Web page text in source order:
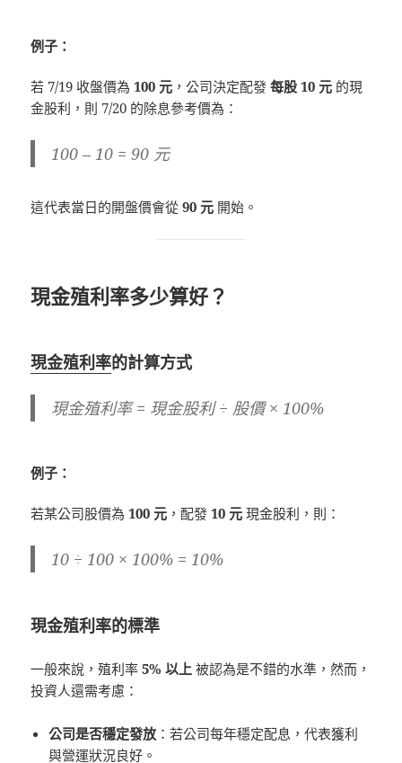
例子：
若 7/19 收盤價為100 元 ，公司決定配發每股 10 元 的現
金股利，則 7/20 的除息參考價為：
100 – 10 = 90 元
這代表當日的開盤價會從90 元 開始。
現金殖利率多少算好？
現金殖利率的計算方式
現金殖利率 = 現金股利 ÷ 股價 × 100%
例子：
若某公司股價為100 元 ，配發10 元 現金股利，則：
10 ÷ 100 × 100% = 10%
現金殖利率的標準
一般來說，殖利率5% 以上 被認為是不錯的水準，然而，
投資人還需考慮：
公司是否穩定發放 ：若公司每年穩定配息，代表獲利
與營運狀況良好。